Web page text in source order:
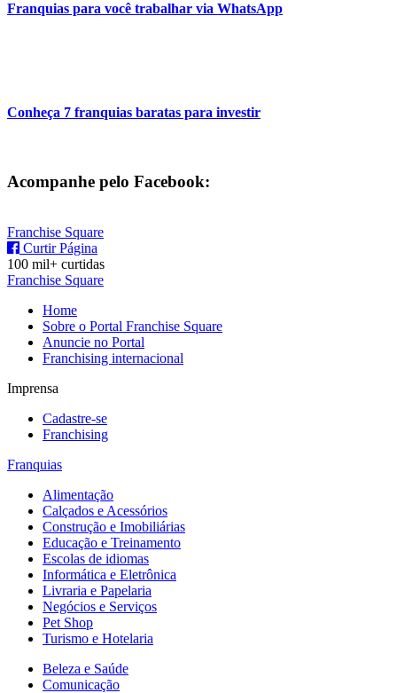
Franquias para você trabalhar via WhatsApp
Conheça 7 franquias baratas para investir
Acompanhe pelo Facebook:
Franchise Square
Curtir Página
100 mil+ curtidas
Franchise Square
Home
Sobre o Portal Franchise Square
Anuncie no Portal
Franchising internacional
Imprensa
Cadastre-se
Franchising
Franquias
Alimentação
Calçados e Acessórios
Construção e Imobiliárias
Educação e Treinamento
Escolas de idiomas
Informática e Eletrônica
Livraria e Papelaria
Negócios e Serviços
Pet Shop
Turismo e Hotelaria
Beleza e Saúde
Comunicação